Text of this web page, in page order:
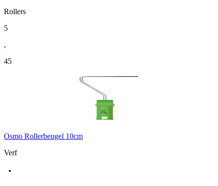
Rollers
5
,
45
Osmo Rollerbeugel 10cm
Verf